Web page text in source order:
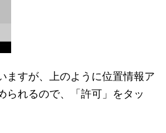
ますが、上のように位置情報ア
られるので、「許可」をタッ